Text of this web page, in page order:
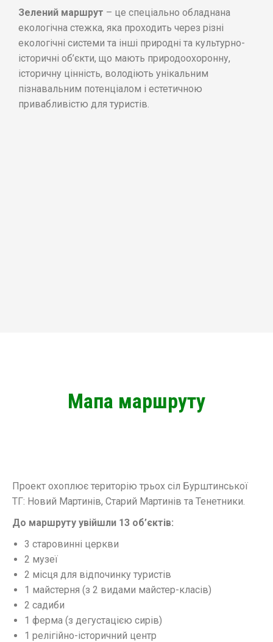
Зелений маршрут – це спеціально обладнана
екологічна стежка, яка проходить через різні
екологічні системи та інші природні та культурно-
історичні об’єкти, що мають природоохоронну,
історичну цінність, володіють унікальним
пізнавальним потенціалом і естетичною
привабливістю для туристів.
Мапа маршруту
Проект охоплює територію трьох сіл Бурштинської
ТГ: Новий Мартинів, Старий Мартинів та Тенетники.
До маршруту увійшли 13 об’єктів:
3 старовинні церкви
2 музеї
2 місця для відпочинку туристів
1 майстерня (з 2 видами майстер-класів)
2 садиби
1 ферма (з дегустацією сирів)
1 релігійно-історичний центр